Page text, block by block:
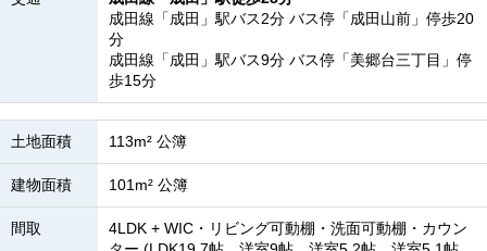
成田線「成田」駅バス2分 バス停「成田山前」停歩20
分
成田線「成田」駅バス9分 バス停「美郷台三丁目」停
歩15分
土地面積 113m² 公簿
建物面積 101m² 公簿
間取
4LDK + WIC・リビング可動棚・洗面可動棚・カウン